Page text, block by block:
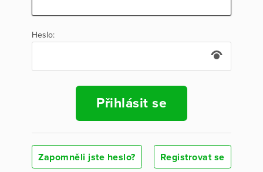
Heslo:
Přihlásit se
Zapomněli jste heslo? Registrovat se